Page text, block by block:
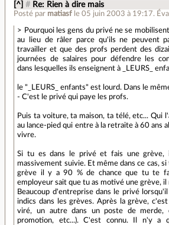
[^] # Re: Rien à dire mais
Posté par matiasf le 05 juin 2003 à 19:17.
> Pourquoi les gens du privé ne se
au lieu de râler parce qu'ils ne peuvent
travailler et que des profs perdent des
journées de salaires pour défendre les
dans lesquelles ils enseignent à _LEURS_
le "_LEURS_ enfants" est lourd. Dans le
- C'est le privé qui paye les profs.
Puis ta voiture, ta maison, ta télé, etc... Qui
au lance-pied qui entre à la retraite à 60 ans
vivre.
Si tu es dans le privé et fais une
massivement suivie. Et même dans ce cas,
grève il y a 90 % de chance que tu te
employeur sait que tu as motivé une grève, il
Beaucoup d'entreprise dans le privé
indics dans les grèves. Après la grève,
viré, un autre dans un poste de
promotion, etc...). C'est connu. Il n'y a